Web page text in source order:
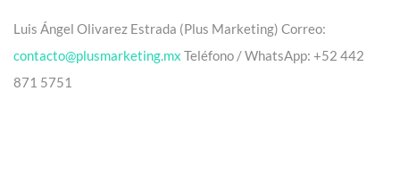
Luis Ángel Olivarez Estrada (Plus Marketing) Correo:
contacto@plusmarketing.mx Teléfono / WhatsApp: +52 442
871 5751